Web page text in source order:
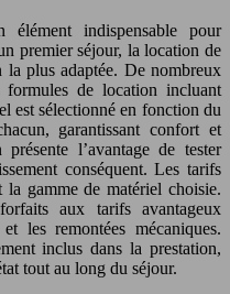
élément indispensable pour
premier séjour, la location de
la plus adaptée. De nombreux
formules de location incluant
est sélectionné en fonction du
garantissant confort et
l’avantage de tester
conséquent. Les tarifs
gamme de matériel choisie.
aux tarifs avantageux
les remontées mécaniques.
inclus dans la prestation,
tout au long du séjour.